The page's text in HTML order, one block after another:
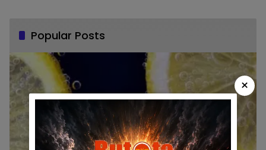
Popular Posts
×